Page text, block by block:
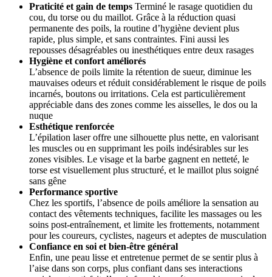
Praticité et gain de temps Terminé le rasage quotidien du
cou, du torse ou du maillot. Grâce à la réduction quasi
permanente des poils, la routine d’hygiène devient plus
rapide, plus simple, et sans contraintes. Fini aussi les
repousses désagréables ou inesthétiques entre deux rasages
Hygiène et confort améliorés
L’absence de poils limite la rétention de sueur, diminue les
mauvaises odeurs et réduit considérablement le risque de poils
incarnés, boutons ou irritations. Cela est particulièrement
appréciable dans des zones comme les aisselles, le dos ou la
nuque
Esthétique renforcée
L’épilation laser offre une silhouette plus nette, en valorisant
les muscles ou en supprimant les poils indésirables sur les
zones visibles. Le visage et la barbe gagnent en netteté, le
torse est visuellement plus structuré, et le maillot plus soigné
sans gêne
Performance sportive
Chez les sportifs, l’absence de poils améliore la sensation au
contact des vêtements techniques, facilite les massages ou les
soins post-entraînement, et limite les frottements, notamment
pour les coureurs, cyclistes, nageurs et adeptes de musculation
Confiance en soi et bien-être général
Enfin, une peau lisse et entretenue permet de se sentir plus à
l’aise dans son corps, plus confiant dans ses interactions